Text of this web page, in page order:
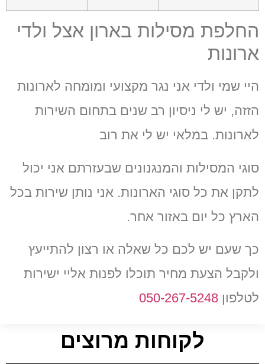
לקוחות מרוצים
החלפת מסילות בארון אצל ולדי
ארונות
היי שמי ולדי אני נגר מקצועי ומומחה לארונות
הזזה, יש לי ניסיון רב שנים בתחום השירות
לארונות. במלאי יש לי את רוב
סוגי המסילות והמנגנונים שבעזרתם אני יכול
לתקן את כל סוגי הארונות. אני נותן שירות בכל
הארץ כל יום באזור אחר.
כך שעם יש לכם כל שאלה או רצון להתייעץ
ולקבל הצעת מחיר תוכלו לפנות אליי ישירות
לטלפון 050-267-5248